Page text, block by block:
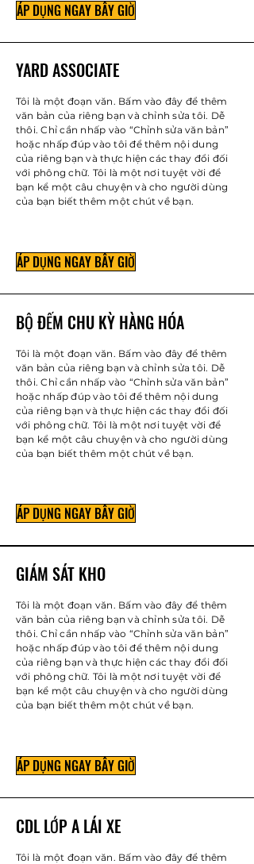
ÁP DỤNG NGAY BÂY GIỜ
YARD ASSOCIATE
Tôi là một đoạn văn. Bấm vào đây để thêm
văn bản của riêng bạn và chỉnh sửa tôi. Dễ
thôi. Chỉ cần nhấp vào “Chỉnh sửa văn bản”
hoặc nhấp đúp vào tôi để thêm nội dung
của riêng bạn và thực hiện các thay đổi đối
với phông chữ. Tôi là một nơi tuyệt vời để
bạn kể một câu chuyện và cho người dùng
của bạn biết thêm một chút về bạn.
ÁP DỤNG NGAY BÂY GIỜ
BỘ ĐẾM CHU KỲ HÀNG HÓA
Tôi là một đoạn văn. Bấm vào đây để thêm
văn bản của riêng bạn và chỉnh sửa tôi. Dễ
thôi. Chỉ cần nhấp vào “Chỉnh sửa văn bản”
hoặc nhấp đúp vào tôi để thêm nội dung
của riêng bạn và thực hiện các thay đổi đối
với phông chữ. Tôi là một nơi tuyệt vời để
bạn kể một câu chuyện và cho người dùng
của bạn biết thêm một chút về bạn.
ÁP DỤNG NGAY BÂY GIỜ
GIÁM SÁT KHO
Tôi là một đoạn văn. Bấm vào đây để thêm
văn bản của riêng bạn và chỉnh sửa tôi. Dễ
thôi. Chỉ cần nhấp vào “Chỉnh sửa văn bản”
hoặc nhấp đúp vào tôi để thêm nội dung
của riêng bạn và thực hiện các thay đổi đối
với phông chữ. Tôi là một nơi tuyệt vời để
bạn kể một câu chuyện và cho người dùng
của bạn biết thêm một chút về bạn.
ÁP DỤNG NGAY BÂY GIỜ
CDL LỚP A LÁI XE
Tôi là một đoạn văn. Bấm vào đây để thêm